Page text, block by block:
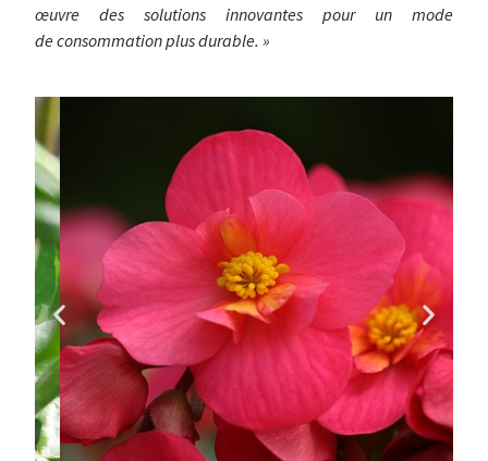
œuvredes solutions innovantes pour un mode
deconsommation plus durable. »